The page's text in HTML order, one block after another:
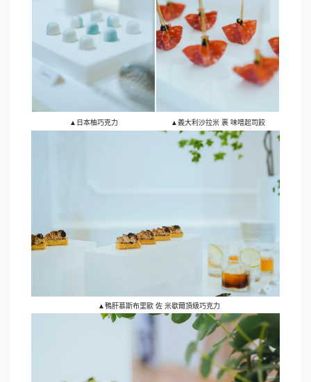
▲日本柚巧克力 ▲義大利沙拉米 裹 味噌起司餃
▲鴨肝慕斯布里歐 佐 米歇爾頂級巧克力